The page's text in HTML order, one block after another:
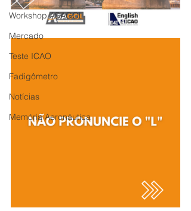
Workshop ASAGOL
Mercado
Teste ICAO
Fadigômetro
Notícias
Memória Aeronáutica